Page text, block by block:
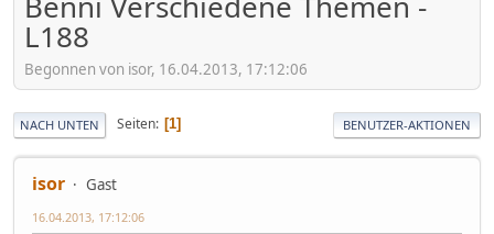
L188
Begonnen von isor, 16.04.2013, 17:12:06
NACH UNTEN Seiten 1 BENUTZER-AKTIONEN
isor Gast
16.04.2013, 17:12:06